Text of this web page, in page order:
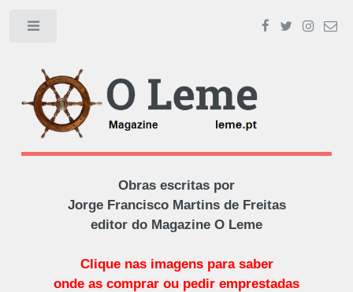
Obras escritas por
Jorge Francisco Martins de Freitas
editor do Magazine O Leme
Clique nas imagens para saber
onde as comprar ou pedir emprestadas